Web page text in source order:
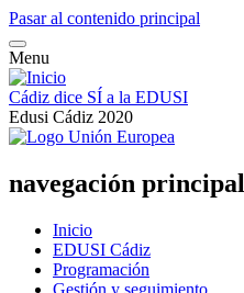
Pasar al contenido principal
Menu
Cádiz dice SÍ a la EDUSI
Edusi Cádiz 2020
navegación principal
Inicio
EDUSI Cádiz
Programación
Gestión y seguimiento